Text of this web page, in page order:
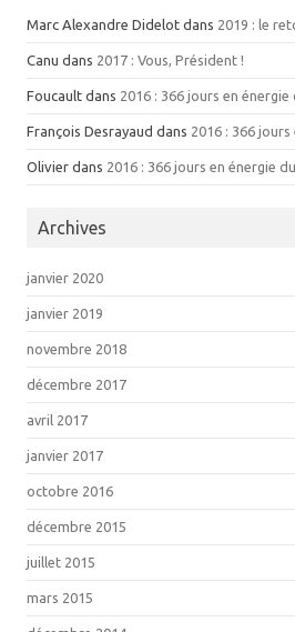
Marc Alexandre Didelot dans 2019 : le
Canu dans 2017 : Vous, Président !
Foucault dans 2016 : 366 jours en énergie
François Desrayaud dans 2016 : 366
Olivier dans 2016 : 366 jours en énergie
Archives
janvier 2020
janvier 2019
novembre 2018
décembre 2017
avril 2017
janvier 2017
octobre 2016
décembre 2015
juillet 2015
mars 2015